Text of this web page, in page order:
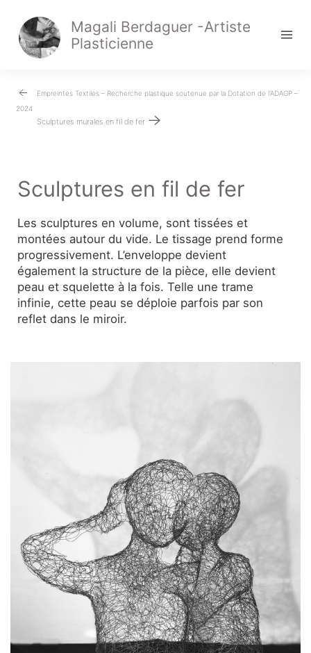
Magali Berdaguer -Artiste
Plasticienne
Navigation
de
Empreintes Textiles – Recherche plastique soutenue par la Dotation de l’ADAGP –
2024
Sculptures murales en fil de fer
Sculptures en fil de fer
Les sculptures en volume, sont tissées et
montées autour du vide. Le tissage prend forme
progressivement. L’enveloppe devient
également la structure de la pièce, elle devient
peau et squelette à la fois. Telle une trame
infinie, cette peau se déploie parfois par son
reflet dans le miroir.